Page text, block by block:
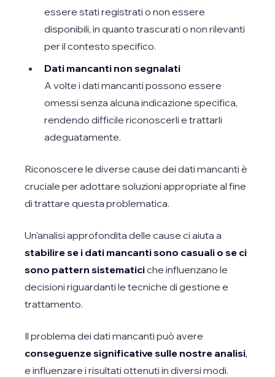
essere stati registrati o non essere
disponibili, in quanto trascurati o non rilevanti
per il contesto specifico.
Dati mancanti non segnalati
A volte i dati mancanti possono essere
omessi senza alcuna indicazione specifica,
rendendo difficile riconoscerli e trattarli
adeguatamente.
Riconoscere le diverse cause dei dati mancanti è
cruciale per adottare soluzioni appropriate al fine
di trattare questa problematica.
Un'analisi approfondita delle cause ci aiuta a
stabilire se i dati mancanti sono casuali o se ci
sono pattern sistematiciche influenzano le
decisioni riguardanti le tecniche di gestione e
trattamento.
Il problema dei dati mancanti può avere
conseguenze significative sulle nostre analisi,
e influenzare i risultati ottenuti in diversi modi.